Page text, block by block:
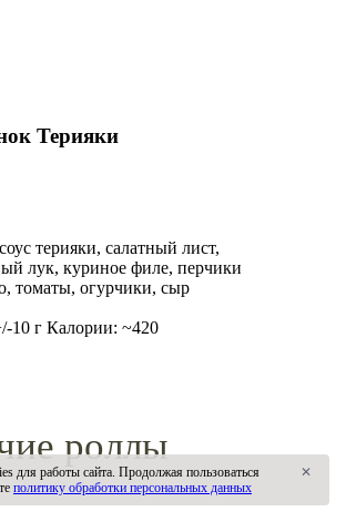
Терияки
терияки, салатный лист,
лук, куриное филе, перчики
томаты, огурчики, сыр
10 г Калории: ~420
роллы
для работы сайта. Продолжая пользоваться
политику обработки персональных данных
✕